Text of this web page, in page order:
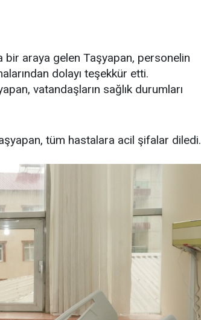
bir araya gelen Taşyapan, personelin
dolayı teşekkür etti.
vatandaşların sağlık durumları
tüm hastalara acil şifalar diledi.